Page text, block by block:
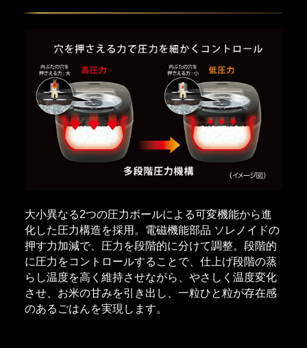
大小異なる2つの圧力ボールによる可変機能から進
化した圧力構造を採用。電磁機能部品 ソレノイドの
押す力加減で、圧力を段階的に分けて調整。段階的
に圧力をコントロールすることで、仕上げ段階の蒸
らし温度を高く維持させながら、やさしく温度変化
させ、お米の甘みを引き出し、一粒ひと粒が存在感
のあるごはんを実現します。